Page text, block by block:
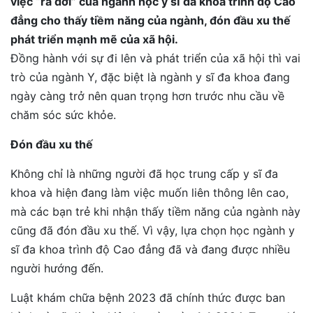
đẳng cho thấy tiềm năng của ngành, đón đầu xu thế
phát triển mạnh mẽ của xã hội.
Đồng hành với sự đi lên và phát triển của xã hội thì vai
trò của ngành Y, đặc biệt là ngành y sĩ đa khoa đang
ngày càng trở nên quan trọng hơn trước nhu cầu về
chăm sóc sức khỏe.
Đón đầu xu thế
Không chỉ là những người đã học trung cấp y sĩ đa
khoa và hiện đang làm việc muốn liên thông lên cao,
mà các bạn trẻ khi nhận thấy tiềm năng của ngành này
cũng đã đón đầu xu thế. Vì vậy, lựa chọn học ngành y
sĩ đa khoa trình độ Cao đẳng đã và đang được nhiều
người hướng đến.
Luật khám chữa bệnh 2023 đã chính thức được ban